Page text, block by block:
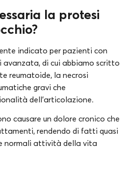
la protesi
indicato per pazienti con
avanzata, di cui abbiamo scritto
reumatoide, la necrosi
gravi che
dell’articolazione.
causare un dolore cronico che
rendendo di fatti quasi
normali attività della vita